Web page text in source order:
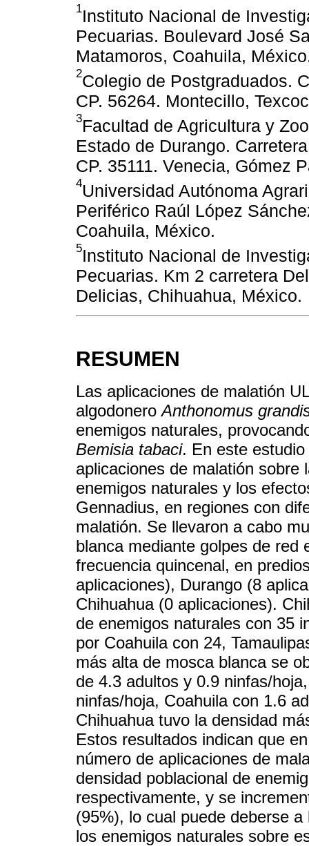
1Instituto Nacional de
Pecuarias. Boulevard José
Matamoros, Coahuila,
2Colegio de Postgraduados.
CP. 56264. Montecillo,
3Facultad de Agricultura y
Estado de Durango.
CP. 35111. Venecia, Gómez
4Universidad Autónoma
Periférico Raúl López
Coahuila, México.
5Instituto Nacional de
Pecuarias. Km 2 carretera
Delicias, Chihuahua, México.
RESUMEN
Las aplicaciones de malatión
algodoneroAnthonomus
enemigos naturales,
Bemisia tabaci. En este
aplicaciones de malatión sobre
enemigos naturales y los
Gennadius, en regiones con
malatión. Se llevaron a cabo
blanca mediante golpes de red
frecuencia quincenal, en
aplicaciones), Durango (8
Chihuahua (0 aplicaciones).
de enemigos naturales con 35
por Coahuila con 24,
más alta de mosca blanca se
de 4.3 adultos y 0.9 ninfas/
ninfas/hoja, Coahuila con 1.6
Chihuahua tuvo la densidad
Estos resultados indican que
número de aplicaciones de
densidad poblacional de
respectivamente, y se
(95%), lo cual puede deberse
los enemigos naturales sobre